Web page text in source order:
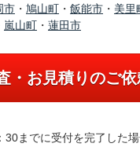
市 ・ 鳩山町 ・ 飯能市 ・ 美里
嵐山町 ・ 蓮田市
・お見積りのご
までに受付を完了した場